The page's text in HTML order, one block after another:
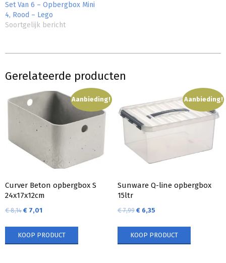
Set Van 6 – Opbergbox Mini
4, Rood – Lego
Soortgelijk bericht
Gerelateerde producten
Aanbieding!
Curver Beton opbergbox S
24x17x12cm
€8,14 € 7,01
KOOP PRODUCT
Aanbieding!
Sunware Q-line opbergbox
15ltr
€7,99 €6,35
KOOP PRODUCT